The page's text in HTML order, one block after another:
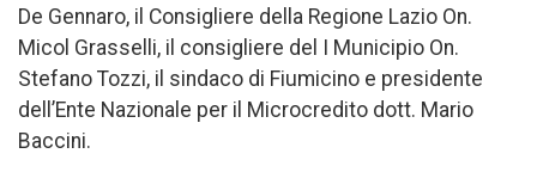
De Gennaro, il Consigliere della Regione Lazio On.
Micol Grasselli, il consigliere del I Municipio On.
Stefano Tozzi, il sindaco di Fiumicino e presidente
dell’Ente Nazionale per il Microcredito dott. Mario
Baccini.